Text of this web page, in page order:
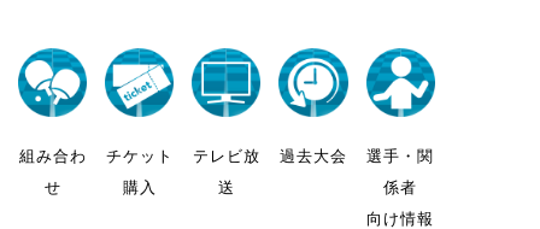
組み合わ
せ
チケット
購入
テレビ放
送
過去大会
選手・関
係者
向け情報